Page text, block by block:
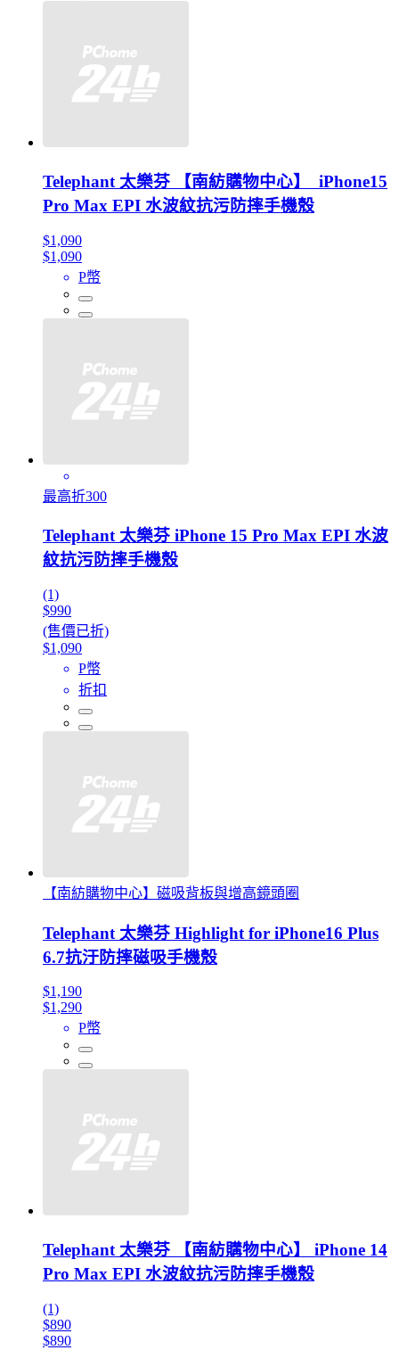
Telephant 太樂芬 【南紡購物中心】 iPhone15
Pro Max EPI 水波紋抗污防摔手機殼
$1,090
$1,090
P幣
最高折300
Telephant 太樂芬 iPhone 15 Pro Max EPI 水波
紋抗污防摔手機殼
(1)
$990
(售價已折)
$1,090
P幣
折扣
【南紡購物中心】磁吸背板與增高鏡頭圈
Telephant 太樂芬 Highlight for iPhone16 Plus
6.7抗汙防摔磁吸手機殼
$1,190
$1,290
P幣
Telephant 太樂芬 【南紡購物中心】 iPhone 14
Pro Max EPI 水波紋抗污防摔手機殼
(1)
$890
$890